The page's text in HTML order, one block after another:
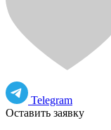
Telegram
Оставить заявку